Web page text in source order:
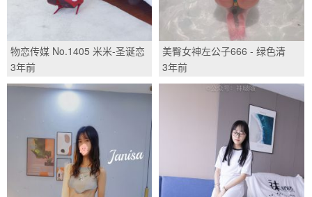
物恋传媒 No.1405 米米-圣诞恋
歌/(152P)
3年前
美臀女神左公子666 - 绿色清
新/(10P)
3年前